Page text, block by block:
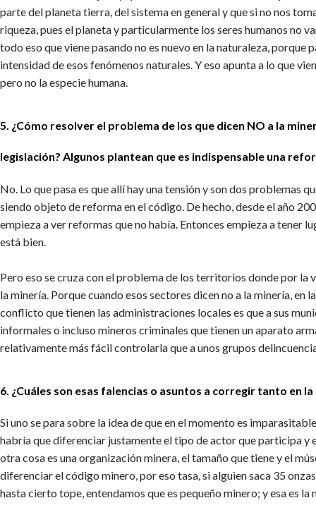
parte del planeta tierra, del sistema en general y que si no nos
riqueza, pues el planeta y particularmente los seres humanos no
todo eso que viene pasando no es nuevo en la naturaleza,
intensidad de esos fenómenos naturales. Y eso apunta a lo que
pero no la especie humana.
5. ¿Cómo resolver el problema de los que dicen NO a la
legislación? Algunos plantean que es indispensable una
No. Lo que pasa es que allí hay una tensión y son dos problemas
siendo objeto de reforma en el código. De hecho, desde el año
empieza a ver reformas que no había. Entonces empieza a tener
está bien.
Pero eso se cruza con el problema de los territorios donde por la
la minería. Porque cuando esos sectores dicen no a la minería,
conflicto que tienen las administraciones locales es que a sus
informales o incluso mineros criminales que tienen un aparato
relativamente más fácil controlarla que a unos grupos
6. ¿Cuáles son esas falencias o asuntos a corregir tanto en
Si uno se para sobre la idea de que en el momento es
habría que diferenciar justamente el tipo de actor que participa y
otra cosa es una organización minera, el tamaño que tiene y el
diferenciar el código minero, por eso tasa, si alguien saca 35
hasta cierto tope, entendamos que es pequeño minero; y esa es